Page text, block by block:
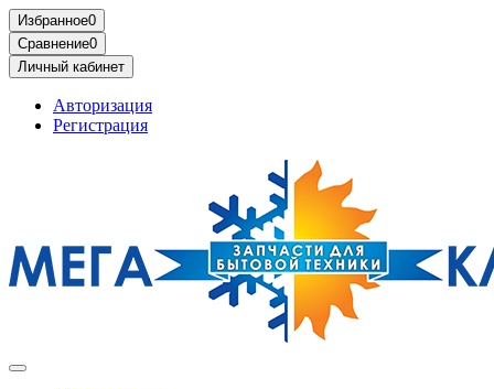
Избранное0
Сравнение0
Личный кабинет
Авторизация
Регистрация